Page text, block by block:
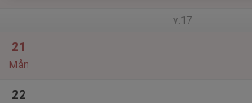
v.17
21
Mån
22